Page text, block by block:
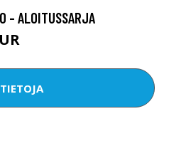
- ALOITUSSARJA